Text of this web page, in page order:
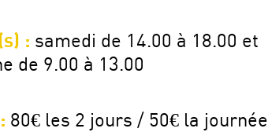
: samedi de 14.00 à 18.00 et
de 9.00 à 13.00
80€ les 2 jours / 50€ la journée